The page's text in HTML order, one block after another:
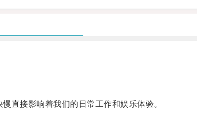
接影响着我们的日常工作和娱乐体验。